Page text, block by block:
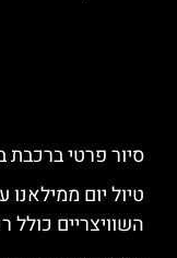
סיור פרטי
טיול יום
השוויצריים